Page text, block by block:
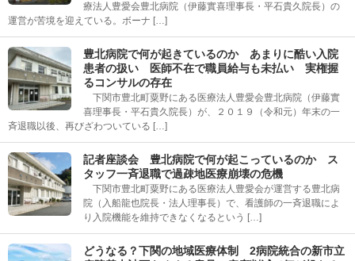
療法人豊愛会豊北病院（伊藤實喜理事長・平石貴久院長）の
運営が苦境を迎えている。ボーナ […]
豊北病院で何が起きているのか あまりに酷い入院
患者の扱い 医師不在で職員給与も未払い 実権握
るコンサルの存在
下関市豊北町粟野にある医療法人豊愛会豊北病院（伊藤實
喜理事長・平石貴久院長）が、２０１９（令和元）年末の一
斉退職以後、再びざわついている […]
記者座談会 豊北病院で何が起こっているのか ス
タッフ一斉退職で過疎地医療崩壊の危機
下関市豊北町粟野にある医療法人豊愛会が運営する豊北病
院（入船龍也院長・法人理事長）で、看護師の一斉退職によ
り入院機能を維持できなくなるという […]
どうなる？下関の地域医療体制 2病院統合の新市立